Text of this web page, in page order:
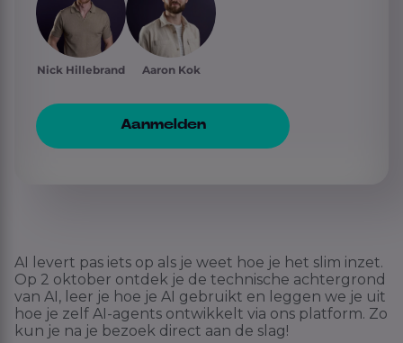
Nick Hillebrand Aaron Kok
Aanmelden
AI levert pas iets op als je weet hoe je het slim inzet.
Op 2 oktober ontdek je de technische achtergrond
van AI, leer je hoe je AI gebruikt en leggen we je uit
hoe je zelf AI-agents ontwikkelt via ons platform. Zo
kun je na je bezoek direct aan de slag!